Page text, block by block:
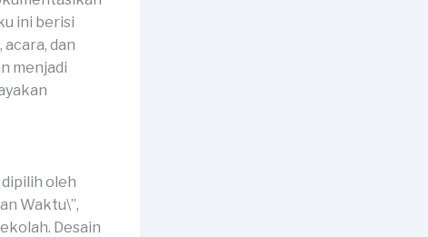
ini berisi
dan
menjadi
oleh
Waktu\”,
Desain